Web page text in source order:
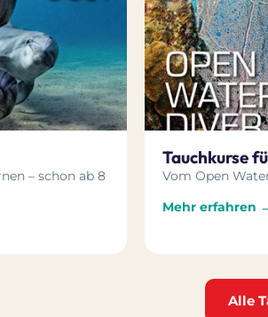
– schon ab 8
Tauchkurse
Vom Open
Mehr erfahren
Alle